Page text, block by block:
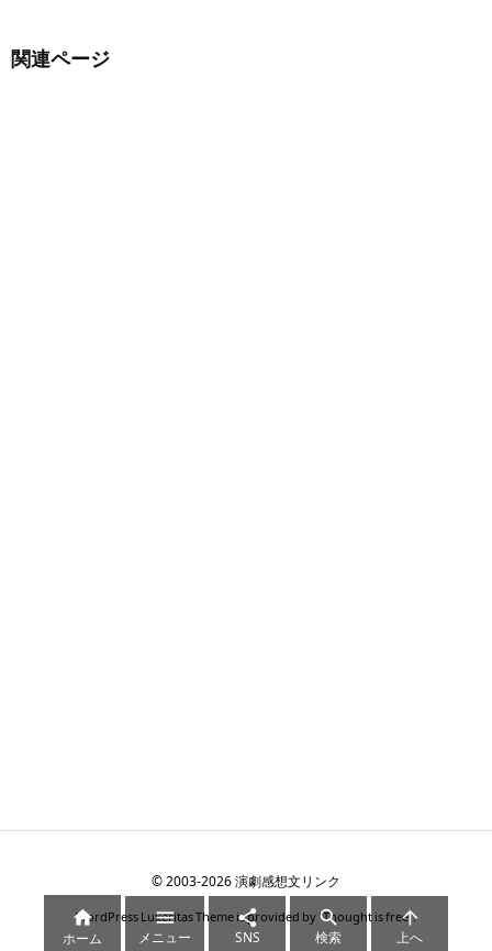
関連ページ
©2003-2026演劇感想文リンク
WordPress Luxeritas Theme is provided by "Thought is free".

ホーム

メニュー

SNS

検索

上へ